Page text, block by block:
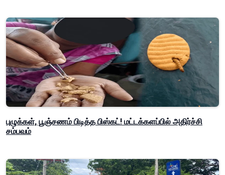
புழுக்கள், பூஞ்சணம் பிடித்த பிஸ்கட்! மட்டக்களப்பில் அதிர்ச்சி
சம்பவம்